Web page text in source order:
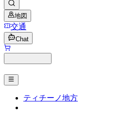
地図
交通
Chat
ティチーノ地方